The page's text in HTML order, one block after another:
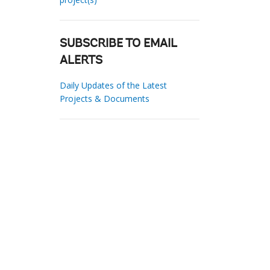
SUBSCRIBE TO EMAIL
ALERTS
Daily Updates of the Latest
Projects & Documents